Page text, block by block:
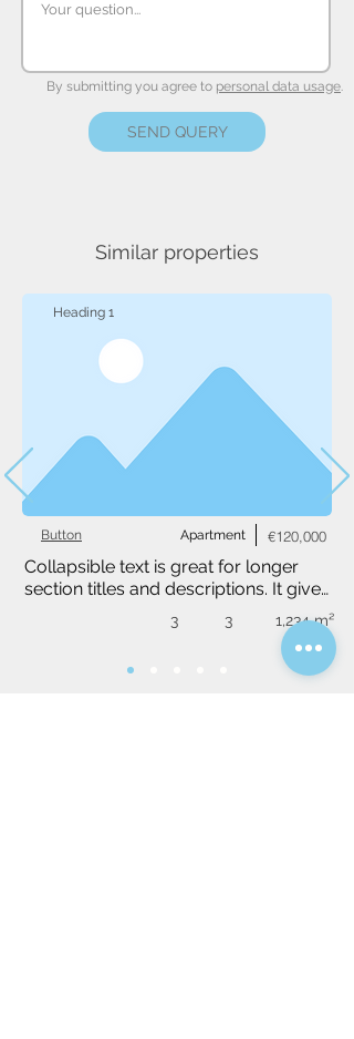
By submitting you agree to personal data usage.
SEND QUERY
Similar properties
Heading 1
Apartment
Button €120,000
Collapsible text is great for longer
section titles and descriptions. It gives
need, while keeping your layout
clean. Link your text to anything, or
set your text box to expand on click.
3 3 1,234 m²